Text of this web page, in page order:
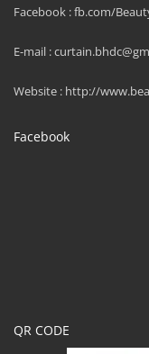
Facebook : fb.com/
E-mail :
Website : http://
Facebook
QR CODE